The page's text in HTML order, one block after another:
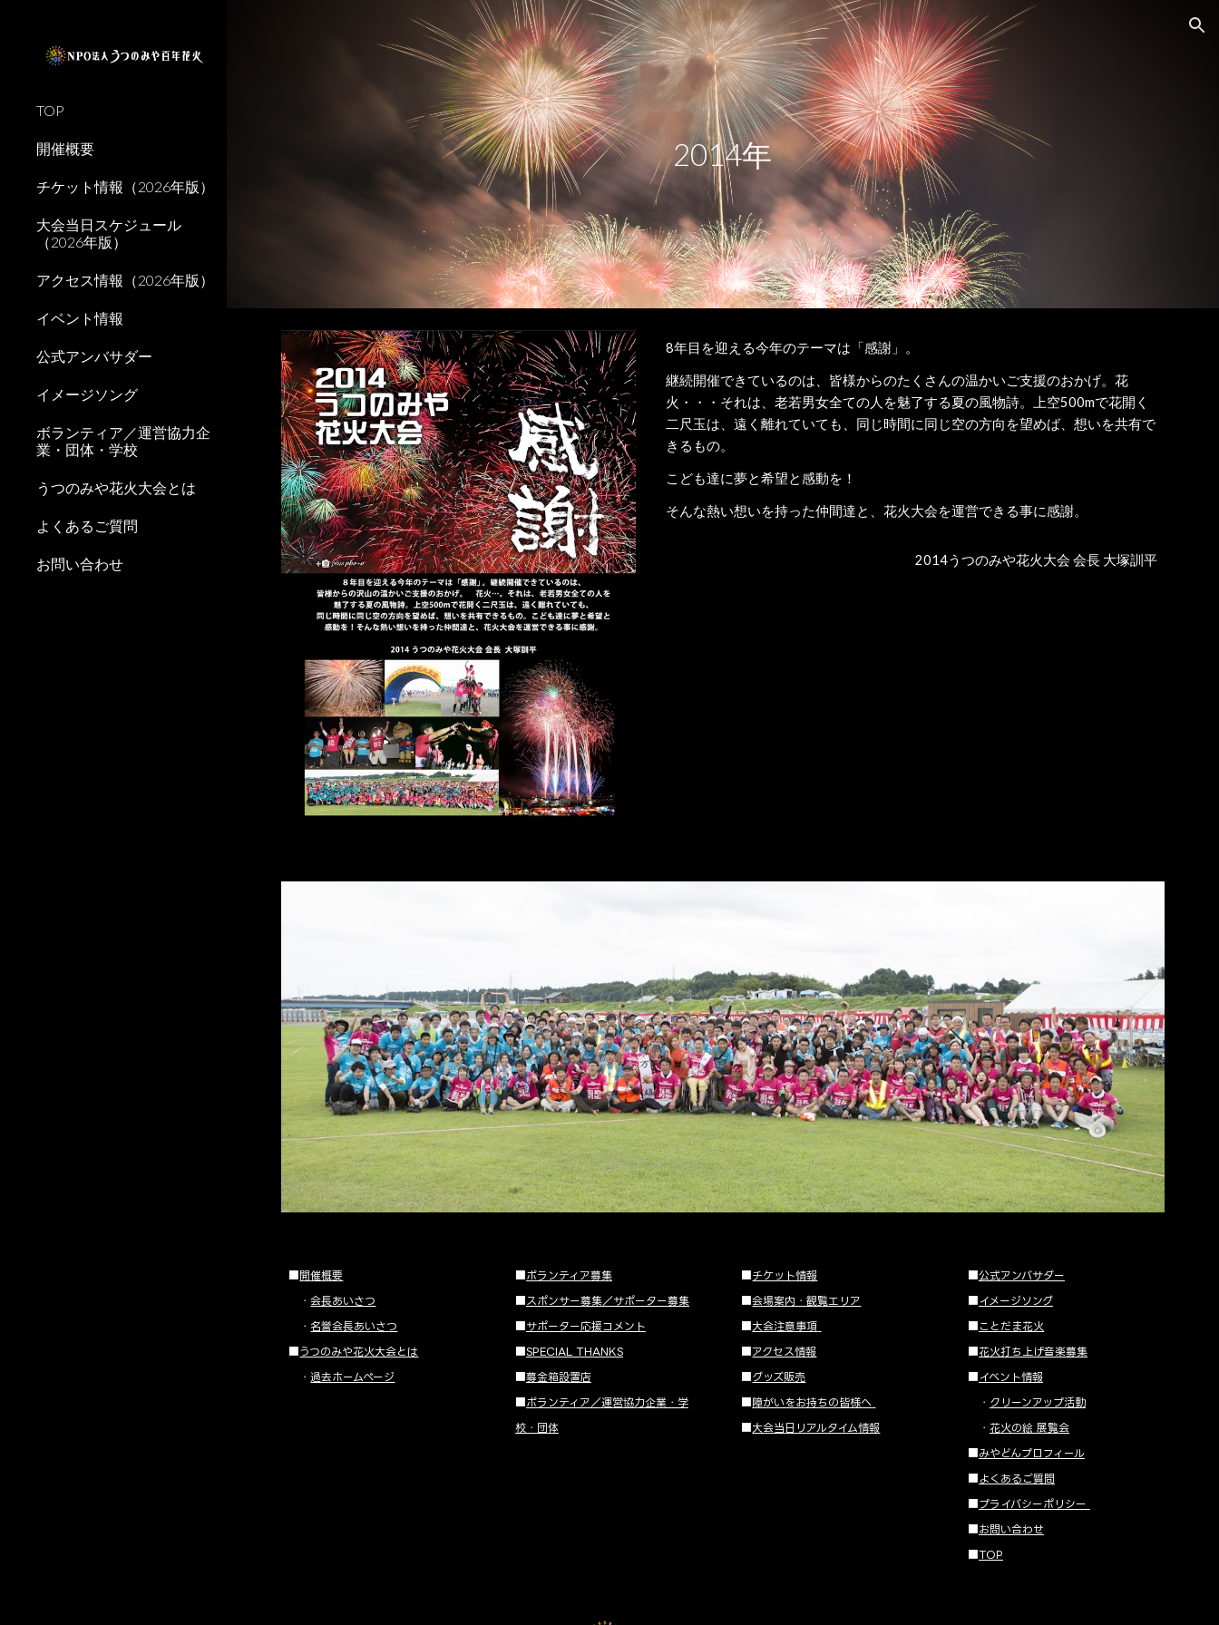
Skip to main content Skip to navigation
TOP
開催概要
チケット情報（2026年版）
大会当日スケジュール
（2026年版）
アクセス情報（2026年版）
イベント情報
公式アンバサダー
イメージソング
ボランティア／運営協力企
業・団体・学校
うつのみや花火大会とは
よくあるご質問
お問い合わせ
2014年
8年目を迎える今年のテーマは「感謝」。
継続開催できているのは、皆様からのたくさんの温かいご支援のおかげ。花
火・・・それは、老若男女全ての人を魅了する夏の風物詩。上空500mで花開く
二尺玉は、遠く離れていても、同じ時間に同じ空の方向を望めば、想いを共有で
きるもの。
こども達に夢と希望と感動を！
そんな熱い想いを持った仲間達と、花火大会を運営できる事に感謝。
2014うつのみや花火大会 会長 大塚訓平
開催概要
・会長あいさつ
・名誉会長あいさつ
うつのみや花火大会とは
・過去ホームページ
ボランティア募集
スポンサー募集／サポーター募集
サポーター応援コメント
SPECIAL THANKS
募金箱設置店
ボランティア／運営協力企業・学
校・団体
チケット情報
■会場案内・観覧エリア
大会注意事項
■アクセス情報
グッズ販売
障がいをお持ちの皆様へ
大会当日リアルタイム情報
公式アンバサダー
イメージソング
ことだま花火
花火打ち上げ音楽募集
イベント情報
・ クリーンアップ活動
・ 花火の絵 展覧会
みやどんプロフィール
よくあるご質問
プライバシーポリシー
お問い合わせ
TOP